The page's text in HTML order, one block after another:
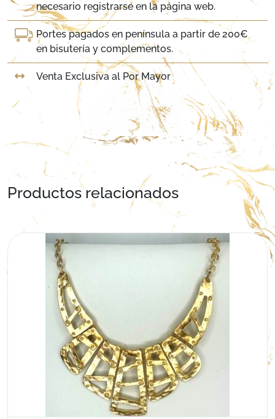
necesario registrarse en la página web.
Portes pagados en península a partir de 200€
en bisutería y complementos.
Venta Exclusiva al Por Mayor
Productos relacionados